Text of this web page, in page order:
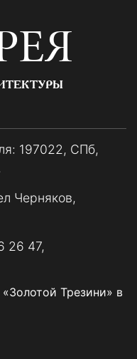
197022, СПб,
Черняков,
26 47,
Трезини» в